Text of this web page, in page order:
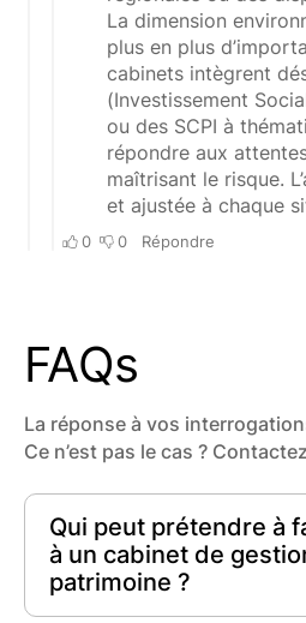
FAQs
La réponse à vos
Ce n’est pas le cas ?
Qui peut prétendre à
à un cabinet de
patrimoine ?